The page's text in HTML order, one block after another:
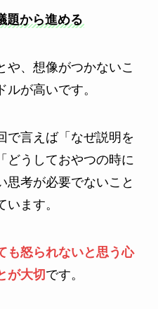
から進める
や、想像がつかないこ
が高いです。
で言えば「なぜ説明を
どうしておやつの時に
思考が必要でないこと
ます。
も怒られないと思う心
が大切です。